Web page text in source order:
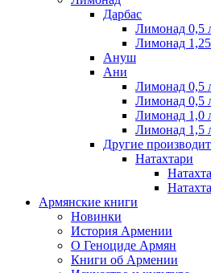
Дарбас
Лимонад 0,5
Лимонад
Ануш
Ани
Лимонад 0,5
Лимонад 0,5
Лимонад 1,0
Лимонад 1,5
Другие
Натахтари
Армянские книги
Новинки
История Армении
О Геноциде Армян
Книги об Армении